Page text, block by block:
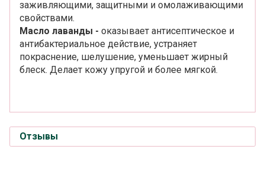
заживляющими, защитными и омолаживающими
свойствами.
Масло лаванды - оказывает антисептическое и
антибактериальное действие, устраняет
покраснение, шелушение, уменьшает жирный
блеск. Делает кожу упругой и более мягкой.
Отзывы